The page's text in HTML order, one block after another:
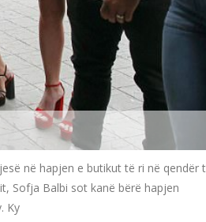
në hapjen e butikut të ri në qendër
Sofja Balbi sot kanë bërë hapjen
Ky